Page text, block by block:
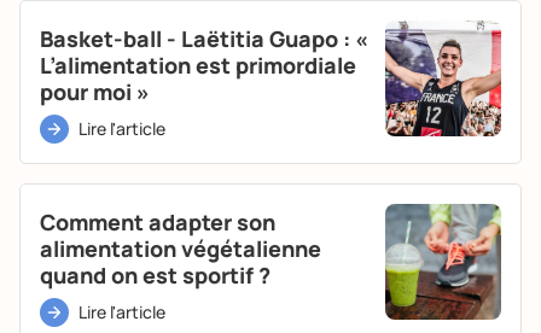
Basket-ball - Laëtitia Guapo : «
L’alimentation est primordiale
pour moi »
Lire l'article
Comment adapter son
alimentation végétalienne
quand on est sportif ?
Lire l'article